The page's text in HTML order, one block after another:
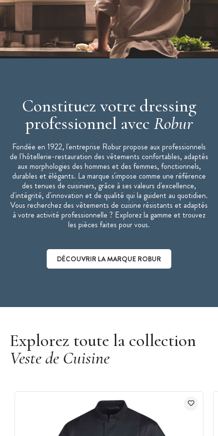
Lavage industriel selon norme ISO 15797 - programme
couleur
Veste de cuisine mixte SIAKA disponible de taille 0 à la taille
6
Constituez votre dressing
professionnel avec Robur
Fondée en 1922, l'entreprise Robur propose aux professionnels
de l'hôtellerie-restauration des vêtements confortables, adaptés
aux morphologies des hommes et des femmes, fonctionnels,
durables et élégants. La marque s'impose comme une référence
des tenues de cuisiniers, grâce à ses valeurs d'excellence,
d'intégrité, d'innovation et de qualité qui la guident au quotidien.
Vous recherchez des vêtements de cuisine résistants et adaptés
à votre activité professionnelle ? Explorez la gamme et trouvez
les pièces faites pour vous.
DÉCOUVRIR LA MARQUE ROBUR
Explorez toute la collection
Veste de Cuisine